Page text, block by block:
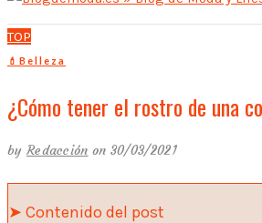
TOP
💄Belleza
¿Cómo tener el rostro de una
by Redacción on 30/03/2021
➤ Contenido del post